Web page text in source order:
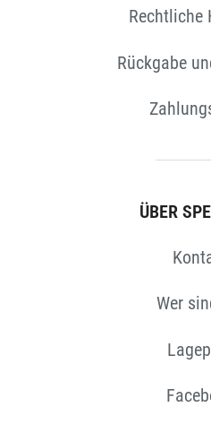
Rechtliche
Rückgabe
ÜBER
Wer